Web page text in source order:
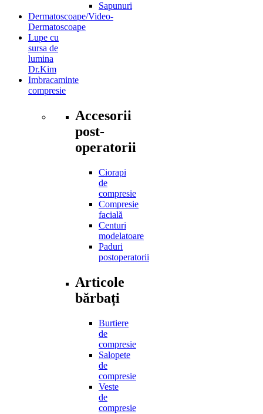
Sapunuri
Dermatoscoape/Video-
Dermatoscoape
Lupe cu
sursa de
lumina
Dr.Kim
Imbracaminte
compresie
Accesorii
post-
operatorii
Ciorapi
de
compresie
Compresie
facială
Centuri
modelatoare
Paduri
postoperatorii
Articole
bărbați
Burtiere
de
compresie
Salopete
de
compresie
Veste
de
compresie